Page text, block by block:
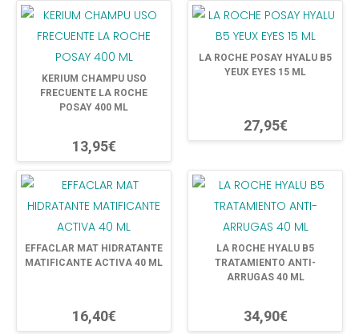
KERIUM CHAMPU USO
FRECUENTE LA ROCHE
POSAY 400 ML
13,95€
LA ROCHE POSAY HYALU B5
YEUX EYES 15 ML
27,95€
EFFACLAR MAT HIDRATANTE
MATIFICANTE ACTIVA 40 ML
16,40€
LA ROCHE HYALU B5
TRATAMIENTO ANTI-
ARRUGAS 40 ML
34,90€